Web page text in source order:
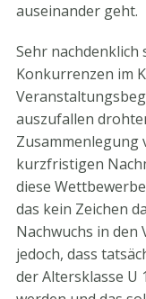
auseinander geht.
Sehr
Konkurrenzen im
auszufallen
Zusammenlegung
kurzfristigen
diese
das kein Zeichen
Nachwuchs in
jedoch, dass
der Altersklasse U